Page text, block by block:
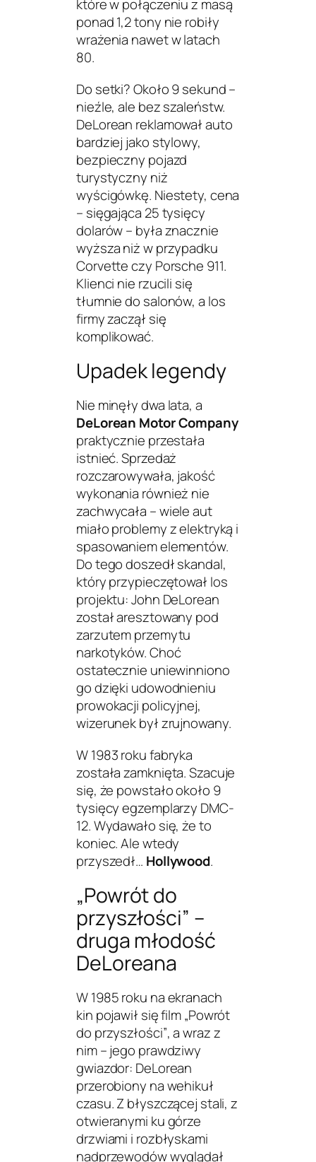
które w połączeniu z masą
ponad 1,2 tony nie robiły
wrażenia nawet w latach
80.
Do setki? Około 9 sekund –
nieźle, ale bez szaleństw.
DeLorean reklamował auto
bardziej jako stylowy,
bezpieczny pojazd
turystyczny niż
wyścigówkę. Niestety, cena
– sięgająca 25 tysięcy
dolarów – była znacznie
wyższa niż w przypadku
Corvette czy Porsche 911.
Klienci nie rzucili się
tłumnie do salonów, a los
firmy zaczął się
komplikować.
Upadek legendy
Nie minęły dwa lata, a
DeLorean Motor Company
praktycznie przestała
istnieć. Sprzedaż
rozczarowywała, jakość
wykonania również nie
zachwycała – wiele aut
miało problemy z elektryką i
spasowaniem elementów.
Do tego doszedł skandal,
który przypieczętował los
projektu: John DeLorean
został aresztowany pod
zarzutem przemytu
narkotyków. Choć
ostatecznie uniewinniono
go dzięki udowodnieniu
prowokacji policyjnej,
wizerunek był zrujnowany.
W 1983 roku fabryka
została zamknięta. Szacuje
się, że powstało około 9
tysięcy egzemplarzy DMC-
12. Wydawało się, że to
koniec. Ale wtedy
przyszedł… Hollywood.
„Powrót do
przyszłości” –
druga młodość
DeLoreana
W 1985 roku na ekranach
kin pojawił się film„Powrót
do przyszłości”, a wraz z
nim – jego prawdziwy
gwiazdor: DeLorean
przerobiony na wehikuł
czasu. Z błyszczącej stali, z
otwieranymi ku górze
drzwiami i rozbłyskami
nadprzewodów wyglądał